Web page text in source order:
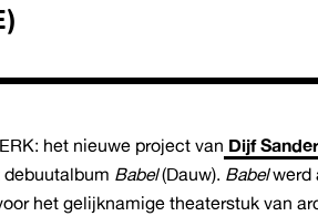
het nieuwe project van Dijf
Babel(Dauw). Babelwerd
het gelijknamige theaterstuk van